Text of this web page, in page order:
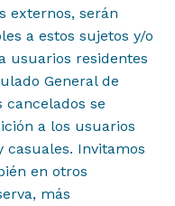
externos, serán
a estos sujetos y/o
usuarios residentes
General de
cancelados se
a los usuarios
casuales. Invitamos
en otros
más